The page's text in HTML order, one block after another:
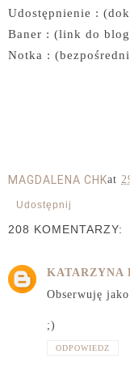
Udostępnienie :
Baner : (link do
Notka :
MAGDALENA CHKat
Udostępnij
208 KOMENTARZY:
KATARZYNA
Obserwuję
;)
ODPOWIEDZ